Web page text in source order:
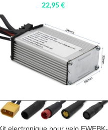
22,95€